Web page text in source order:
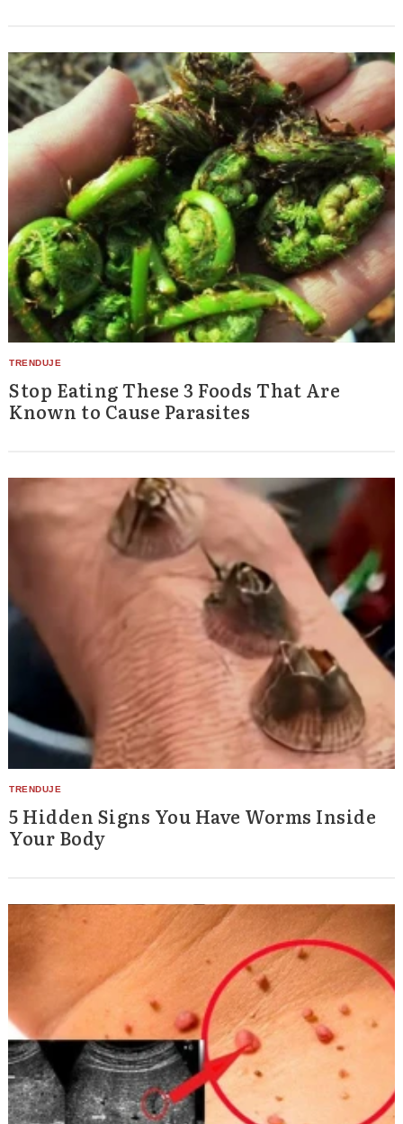
Stop Eating These 3 Foods That Are
Known to Cause Parasites
5 Hidden Signs You Have Worms Inside
Your Body